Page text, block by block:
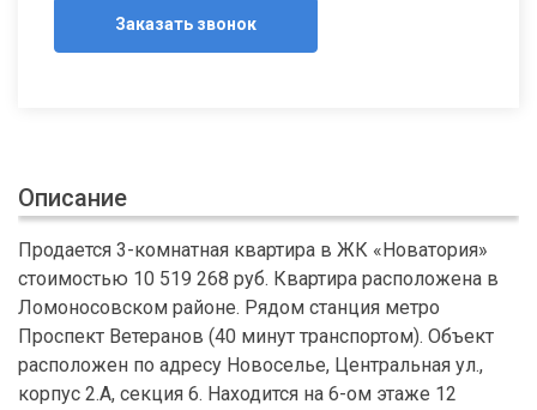
Заказать звонок
Описание
Продается 3-комнатная квартира в ЖК «Новатория»
стоимостью 10 519 268 руб. Квартира расположена в
Ломоносовском районе. Рядом станция метро
Проспект Ветеранов (40 минут транспортом). Объект
расположен по адресу Новоселье, Центральная ул.,
корпус 2.А, секция 6. Находится на 6-ом этаже 12